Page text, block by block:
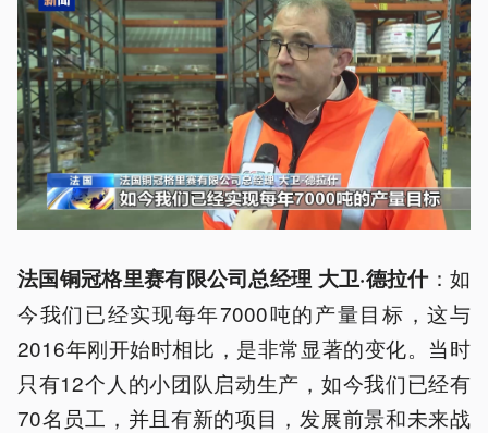
法国铜冠格里赛有限公司总经理 大卫·德拉什：如
今我们已经实现每年7000吨的产量目标，这与
2016年刚开始时相比，是非常显著的变化。当时
只有12个人的小团队启动生产，如今我们已经有
70名员工，并且有新的项目，发展前景和未来战